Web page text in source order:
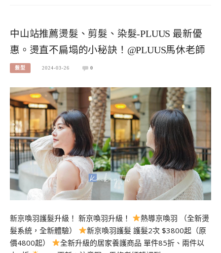
中山站推薦燙髮、剪髮、染髮-PLUUS 最新優
惠。燙直不扁塌的小秘訣！@PLUUS馬休老師
髮型 2024-03-26 0
新京喚羽護髮升級！ 新京喚羽升級！
熱導京喚羽 （全新燙
髮系統，全新體驗）
新京喚羽護髮 護髮2次 $3800起（原
價4800起）
全新升級的居家養護商品 單件85折、兩件以